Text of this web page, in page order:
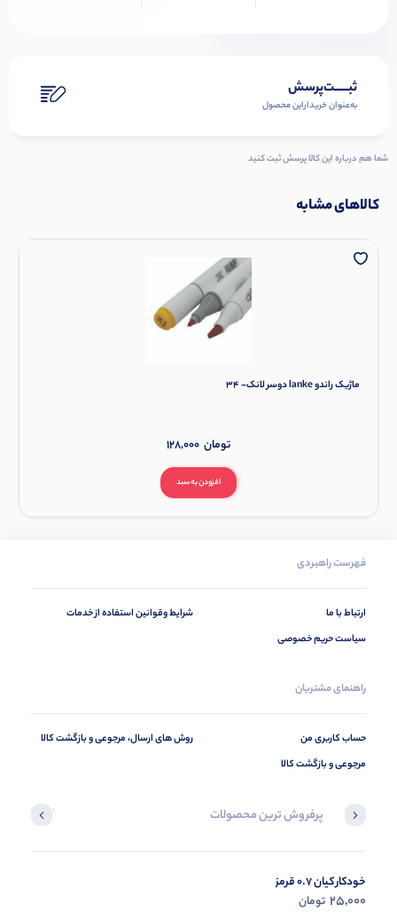
ثبـــــت‌پرسش
به‌عنوان ‌خریدار‌این‌ محصول
شما هم درباره این کالا پرسش ثبت کنید
کالاهای مشابه
ماژیک راندو lanke دوسر لانک- 34
افزودن به سبد
128,000 تومان
فهرست راهبردی
ارتباط با ما
سیاست حریم خصوصی
شرایط وقوانین استفاده از خدمات
راهنمای مشتریان
حساب کاربری من
مرجوعی و بازگشت کالا
روش های ارسال، مرجوعی و بازگشت کالا
پرفروش ترین محصولات آخرین
خودکار کیان 0.7 قرمز
25,000 تومان